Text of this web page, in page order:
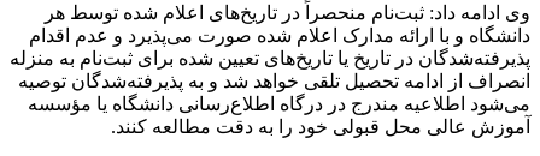
وی ادامه داد: ثبت‌نام منحصراً در تاریخ‌های اعلام شده توسط هر
دانشگاه و با ارائه مدارک اعلام شده صورت می‌پذیرد و عدم اقدام
پذیرفته‌شدگان در تاریخ یا تاریخ‌های تعیین شده برای ثبت‌نام به منزله
انصراف از ادامه تحصیل تلقی خواهد شد و به پذیرفته‌شدگان توصیه
می‌شود اطلاعیه مندرج در درگاه اطلاع‌رسانی دانشگاه یا مؤسسه
آموزش عالی محل قبولی خود را به دقت مطالعه کنند.